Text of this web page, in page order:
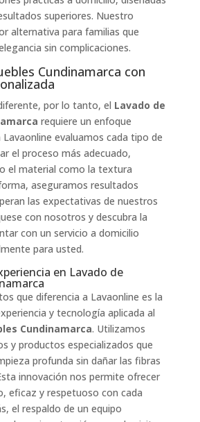
superiores. Nuestro
alternativa para familias que
sin complicaciones.
Cundinamarca con
por lo tanto, el Lavado de
requiere un enfoque
Lavaonline evaluamos cada tipo de
el proceso más adecuado,
el material como la textura
aseguramos resultados
las expectativas de nuestros
con nosotros y descubra la
con un servicio a domicilio
para usted.
en Lavado de
que diferencia a Lavaonline es la
y tecnología aplicada al
Cundinamarca. Utilizamos
y productos especializados que
profunda sin dañar las fibras
innovación nos permite ofrecer
eficaz y respetuoso con cada
el respaldo de un equipo